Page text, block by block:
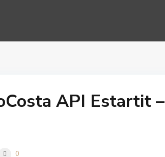
API Estartit –
0